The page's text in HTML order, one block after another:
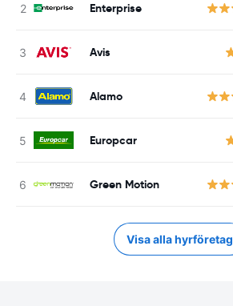
Enterprise
Avis
Alamo
Europcar
Green Motion
Visa alla hyrföretag